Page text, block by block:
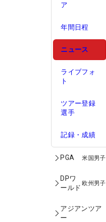
ア
年間日程
ニュース
ライブフォ
ト
ツアー登録
選手
記録・成績
PGA 米国男子
DPワ
ールド
欧州男子
アジアンツア
ー